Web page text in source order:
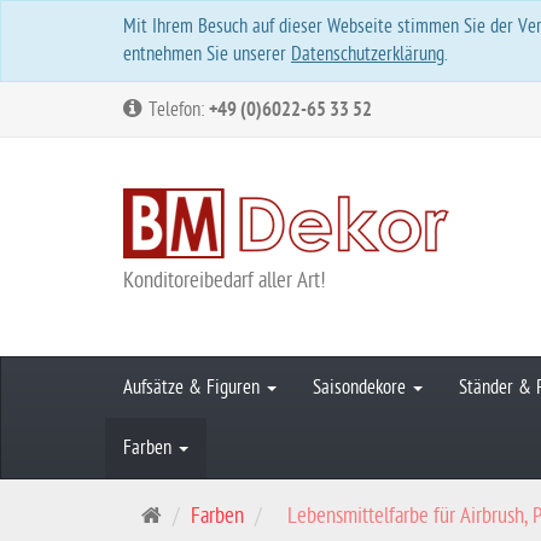
Mit Ihrem Besuch auf dieser Webseite stimmen Sie der
entnehmen Sie unserer Datenschutzerklärung.
Telefon: +49 (0)6022-65 33 52
Konditoreibedarf aller Art!
Aufsätze & Figuren Saisondekore Ständer &
Farben
S
Farben Lebensmittelfarbe für Airbrush,